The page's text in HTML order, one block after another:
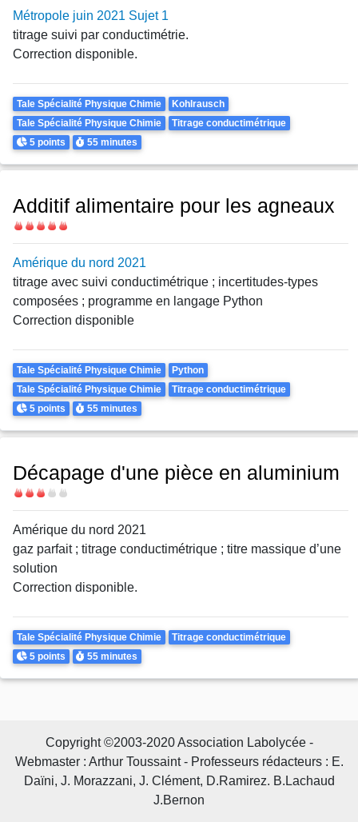
Métropole juin 2021 Sujet 1
titrage suivi par conductimétrie.
Correction disponible.
Theme
Tale Spécialité Physique Chimie
Kohlrausch
Tale Spécialité Physique Chimie
Titrage conductimétrique
Points
5 points Durée
55 minutes
Additif alimentaire pour les agneaux
Difficulté
Amérique du nord 2021
titrage avec suivi conductimétrique ; incertitudes-types
composées ; programme en langage Python
Correction disponible
Theme
Tale Spécialité Physique Chimie
Python
Tale Spécialité Physique Chimie
Titrage conductimétrique
Points
5 points Durée
55 minutes
Décapage d'une pièce en aluminium
Difficulté
Amérique du nord 2021
gaz parfait ; titrage conductimétrique ; titre massique d’une
solution
Correction disponible.
Theme
Tale Spécialité Physique Chimie Titrage conductimétrique
Points
5 points Durée
55 minutes
Copyright ©2003-2020 Association Labolycée -
Webmaster : Arthur Toussaint - Professeurs rédacteurs : E.
Daïni, J. Morazzani, J. Clément, D.Ramirez. B.Lachaud
J.Bernon